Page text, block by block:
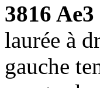
3816
laurée à
gauche